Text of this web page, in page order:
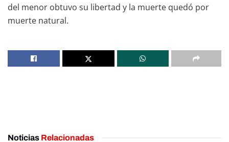
del menor obtuvo su libertad y la muerte quedó por
muerte natural.
Noticias Relacionadas